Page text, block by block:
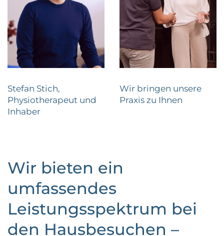
Stefan Stich,
Physiotherapeut und
Inhaber
Wir bringen unsere
Praxis zu Ihnen
Wir bieten ein
umfassendes
Leistungsspektrum bei
den Hausbesuchen –